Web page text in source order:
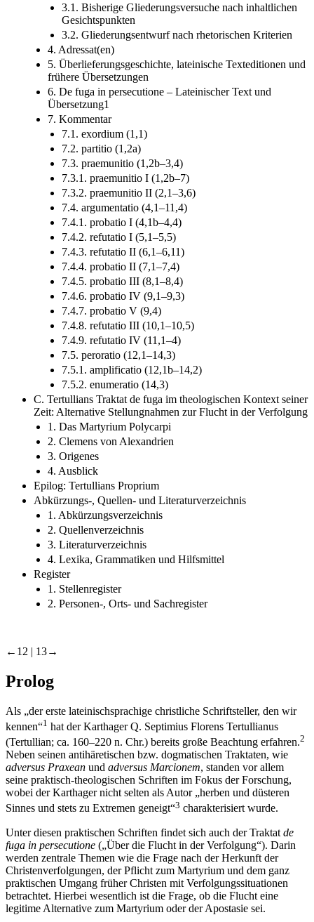
3.1. Bisherige Gliederungsversuche nach inhaltlichen
Gesichtspunkten
3.2. Gliederungsentwurf nach rhetorischen Kriterien
4. Adressat(en)
5. Überlieferungsgeschichte, lateinische Texteditionen und
frühere Übersetzungen
6. De fuga in persecutione – Lateinischer Text und
Übersetzung1
7. Kommentar
7.1. exordium (1,1)
7.2. partitio (1,2a)
7.3. praemunitio (1,2b–3,4)
7.3.1. praemunitio I (1,2b–7)
7.3.2. praemunitio II (2,1–3,6)
7.4. argumentatio (4,1–11,4)
7.4.1. probatio I (4,1b–4,4)
7.4.2. refutatio I (5,1–5,5)
7.4.3. refutatio II (6,1–6,11)
7.4.4. probatio II (7,1–7,4)
7.4.5. probatio III (8,1–8,4)
7.4.6. probatio IV (9,1–9,3)
7.4.7. probatio V (9,4)
7.4.8. refutatio III (10,1–10,5)
7.4.9. refutatio IV (11,1–4)
7.5. peroratio (12,1–14,3)
7.5.1. amplificatio (12,1b–14,2)
7.5.2. enumeratio (14,3)
C. Tertullians Traktat de fuga im theologischen Kontext seiner
Zeit: Alternative Stellungnahmen zur Flucht in der Verfolgung
1. Das Martyrium Polycarpi
2. Clemens von Alexandrien
3. Origenes
4. Ausblick
Epilog: Tertullians Proprium
Abkürzungs-, Quellen- und Literaturverzeichnis
1. Abkürzungsverzeichnis
2. Quellenverzeichnis
3. Literaturverzeichnis
4. Lexika, Grammatiken und Hilfsmittel
Register
1. Stellenregister
2. Personen-, Orts- und Sachregister
←12 | 13→
Prolog
Als „der erste lateinischsprachige christliche Schriftsteller, den wir
kennen“1 hat der Karthager Q. Septimius Florens Tertullianus
(Tertullian; ca. 160–220 n. Chr.) bereits große Beachtung erfahren.2
Neben seinen antihäretischen bzw. dogmatischen Traktaten, wie
adversus Praxean und adversus Marcionem, standen vor allem
seine praktisch-theologischen Schriften im Fokus der Forschung,
wobei der Karthager nicht selten als Autor „herben und düsteren
Sinnes und stets zu Extremen geneigt“3 charakterisiert wurde.
Unter diesen praktischen Schriften findet sich auch der Traktat de
fuga in persecutione („Über die Flucht in der Verfolgung“). Darin
werden zentrale Themen wie die Frage nach der Herkunft der
Christenverfolgungen, der Pflicht zum Martyrium und dem ganz
praktischen Umgang früher Christen mit Verfolgungssituationen
betrachtet. Hierbei wesentlich ist die Frage, ob die Flucht eine
legitime Alternative zum Martyrium oder der Apostasie sei.